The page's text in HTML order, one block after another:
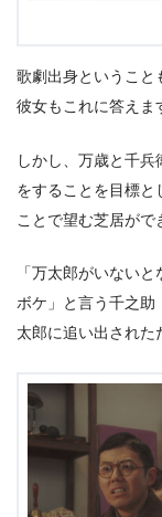
歌劇出身ということ
彼女もこれに答えま
しかし、万歳と千
をすることを目標と
ことで望む芝居がで
「万太郎がいない
ボケ」と言う千之助
太郎に追い出された